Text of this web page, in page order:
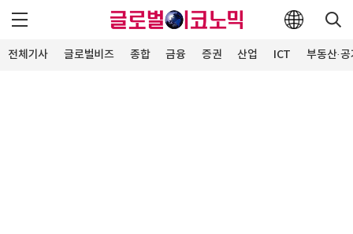
전체기사 글로벌비즈 종합 금융 증권 산업 ICT 부동산·